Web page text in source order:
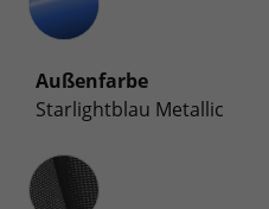
Außenfarbe
Starlightblau Metallic
Innenausstattung